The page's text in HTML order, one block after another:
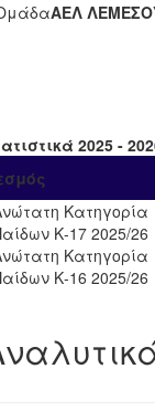
ΑΕΛ
2025 -
Κατηγορία
Κ-17 2025/26
Κατηγορία
Κ-16 2025/26